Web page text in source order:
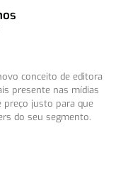
conceito de editora
presente nas mídias
preço justo para que
do seu segmento.